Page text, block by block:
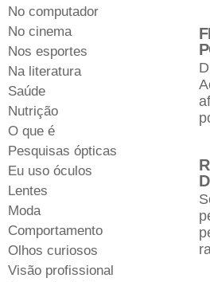
No computador
No cinema
Nos esportes
Na literatura
Saúde
Nutrição
O que é
Pesquisas ópticas
Eu uso óculos
Lentes
Moda
Comportamento
Olhos curiosos
Visão profissional